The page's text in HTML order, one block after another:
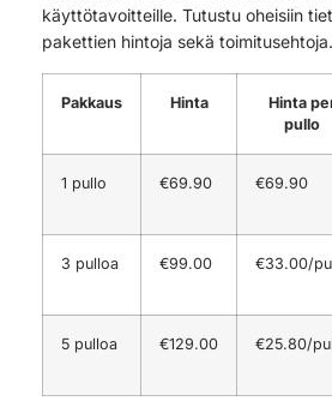
käyttötavoitteille. Tutustu oheisiin
pakettien hintoja sekä toimitusehtoja.
Pakkaus Hinta
Hinta
pullo
1 pullo €69.90 €69.90
3 pulloa €99.00 €33.00/
5 pulloa €129.00 €25.80/